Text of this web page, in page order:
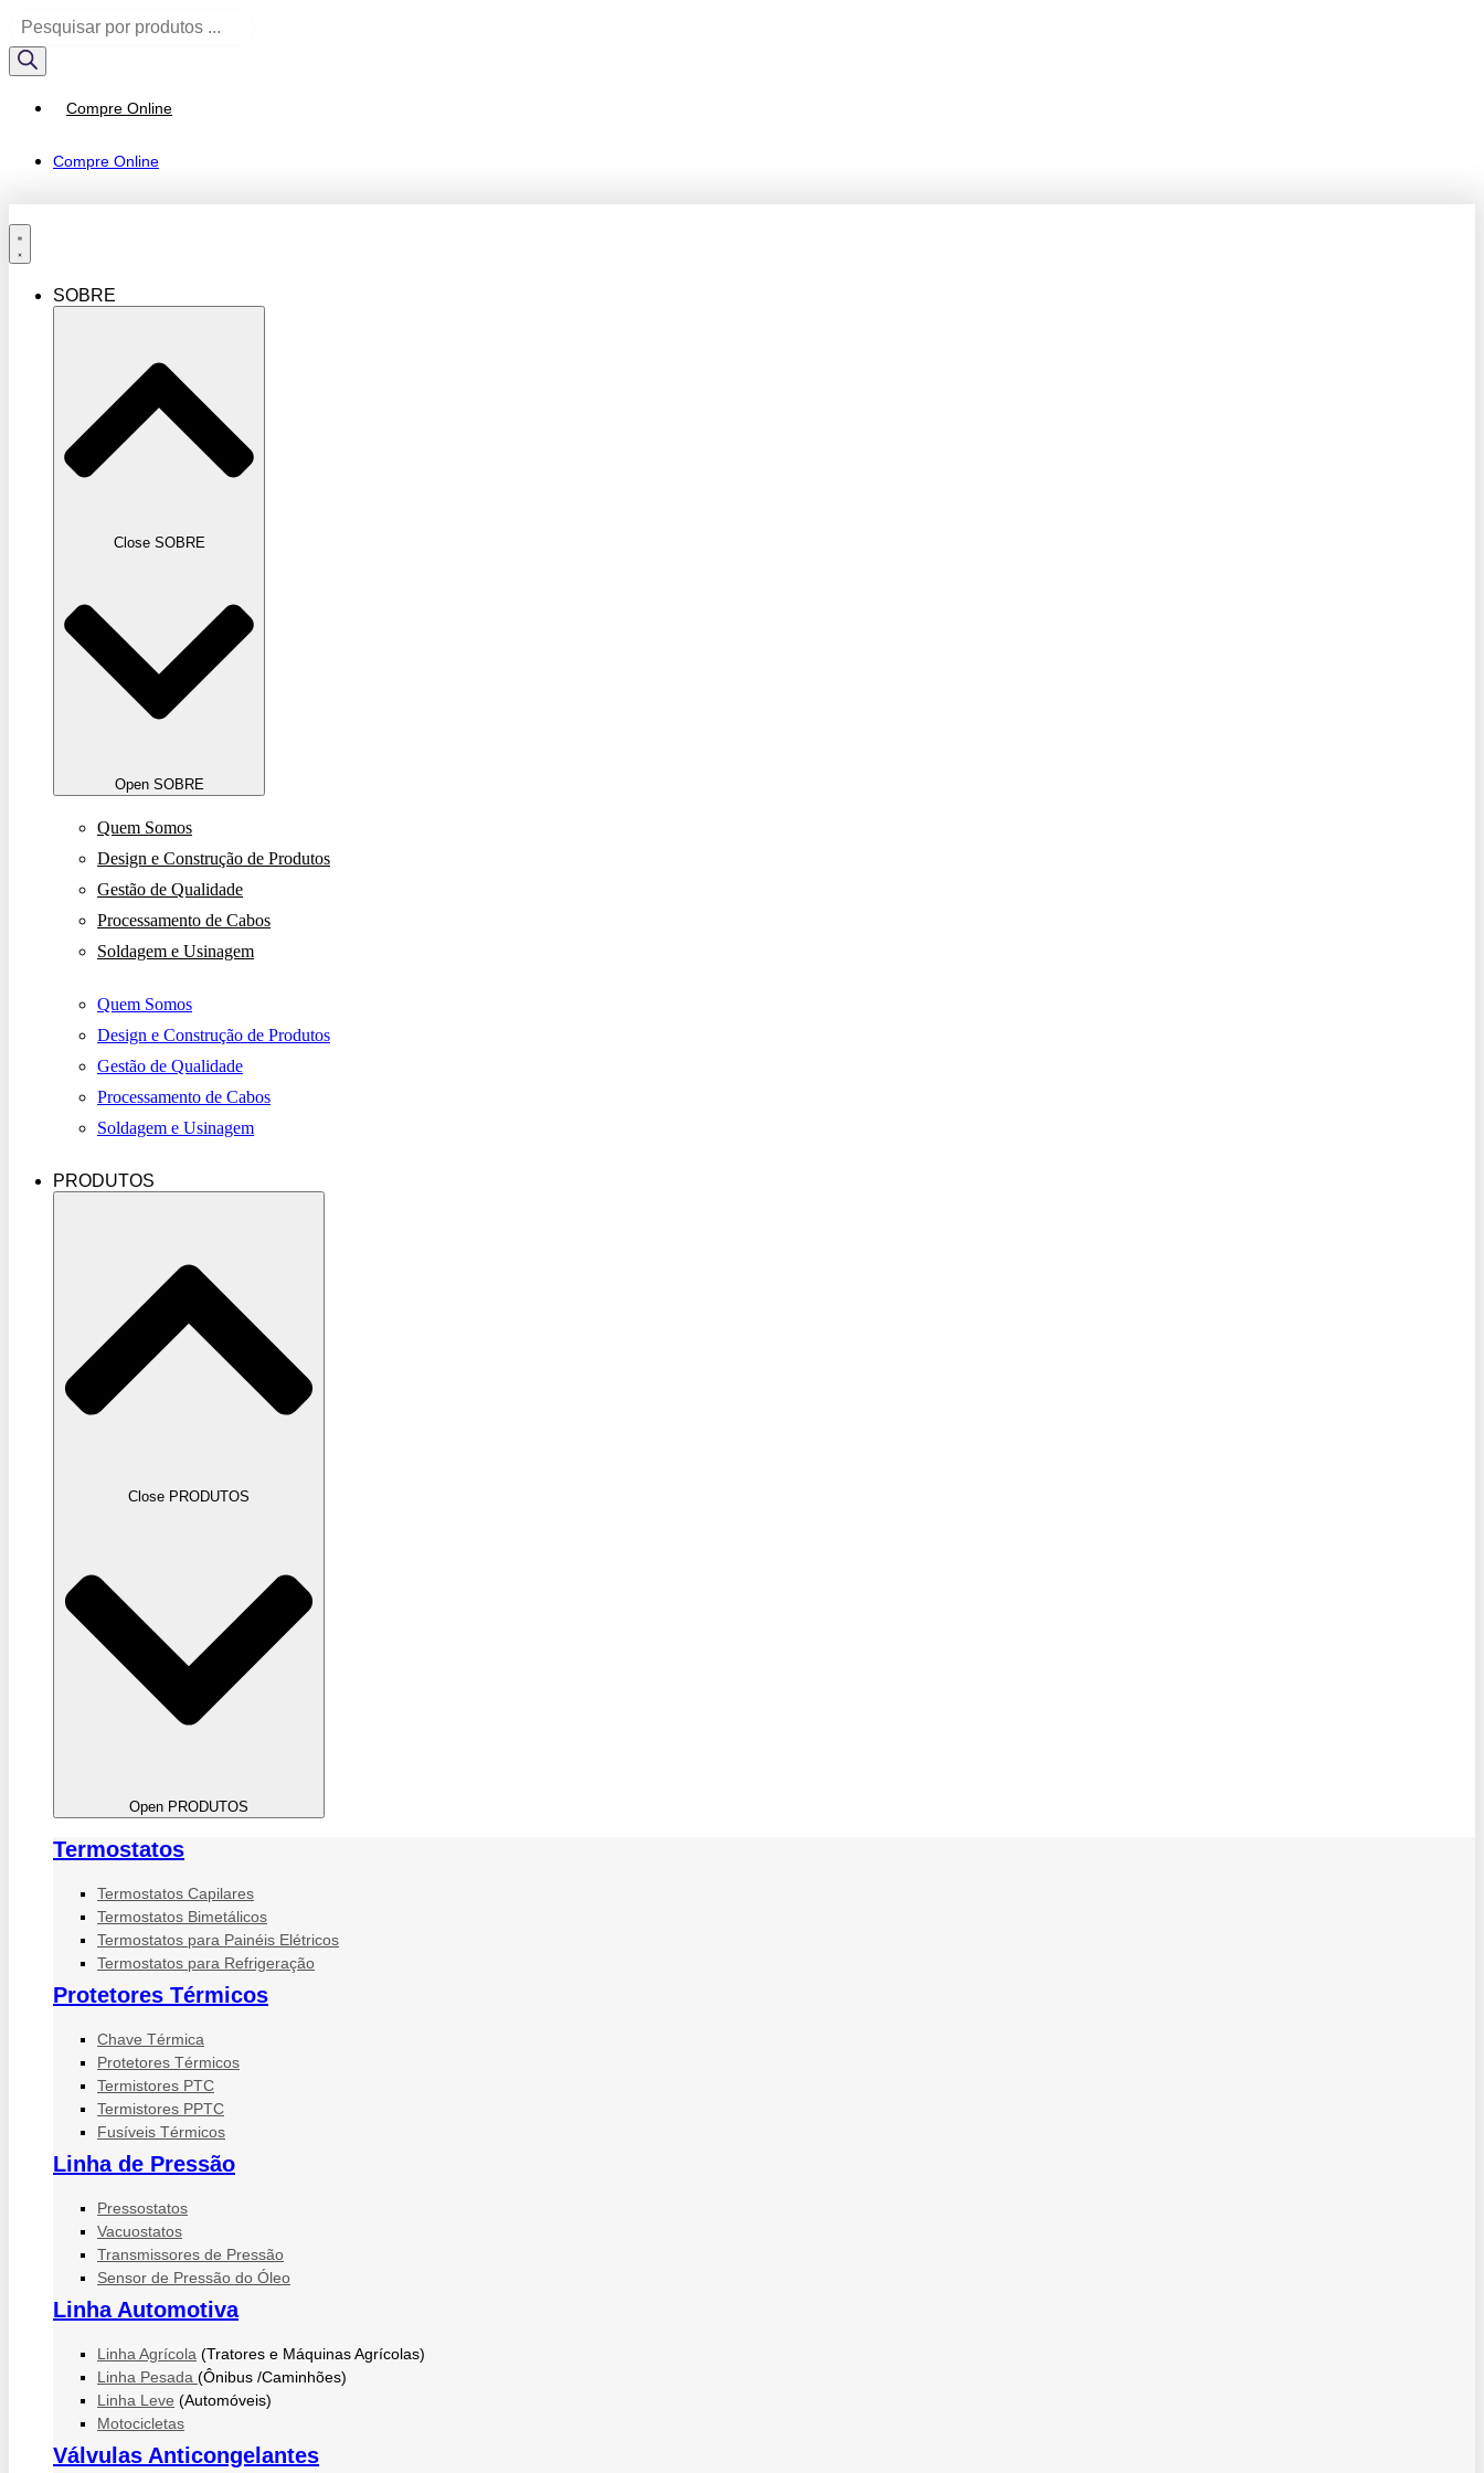
para
conteúdo
Pesquisar
produtos
Compre Online
Compre Online
SOBRE
Close SOBRE
Open SOBRE
Quem Somos
Design e Construção de Produtos
Gestão de Qualidade
Processamento de Cabos
Soldagem e Usinagem
Quem Somos
Design e Construção de Produtos
Gestão de Qualidade
Processamento de Cabos
Soldagem e Usinagem
PRODUTOS
Close PRODUTOS
Open PRODUTOS
Termostatos
Termostatos Capilares
Termostatos Bimetálicos
Termostatos para Painéis Elétricos
Termostatos para Refrigeração
Protetores Térmicos
Chave Térmica
Protetores Térmicos
Termistores PTC
Termistores PPTC
Fusíveis Térmicos
Linha de Pressão
Pressostatos
Vacuostatos
Transmissores de Pressão
Sensor de Pressão do Óleo
Linha Automotiva
Linha Agrícola (Tratores e Máquinas Agrícolas)
Linha Pesada (Ônibus /Caminhões)
Linha Leve (Automóveis)
Motocicletas
Válvulas Anticongelantes